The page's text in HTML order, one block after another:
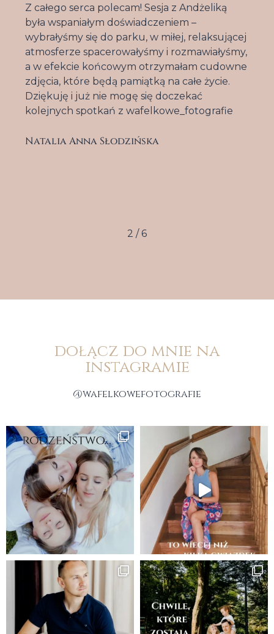
Z całego serca polecam! Sesja z Andżeliką
była wspaniałym doświadczeniem –
wybrałyśmy się do parku, w miłej, relaksującej
atmosferze spacerowałyśmy i rozmawiałyśmy,
a w efekcie końcowym otrzymałam cudowne
zdjęcia, które będą pamiątką na całe życie.
Dziękuję i już nie mogę się doczekać
kolejnych spotkań z wafelkowe_fotografie
Natalia Anna Słodzińska
2 / 6
dołącz do mnie na
instagramie
@wafelkowefotografie